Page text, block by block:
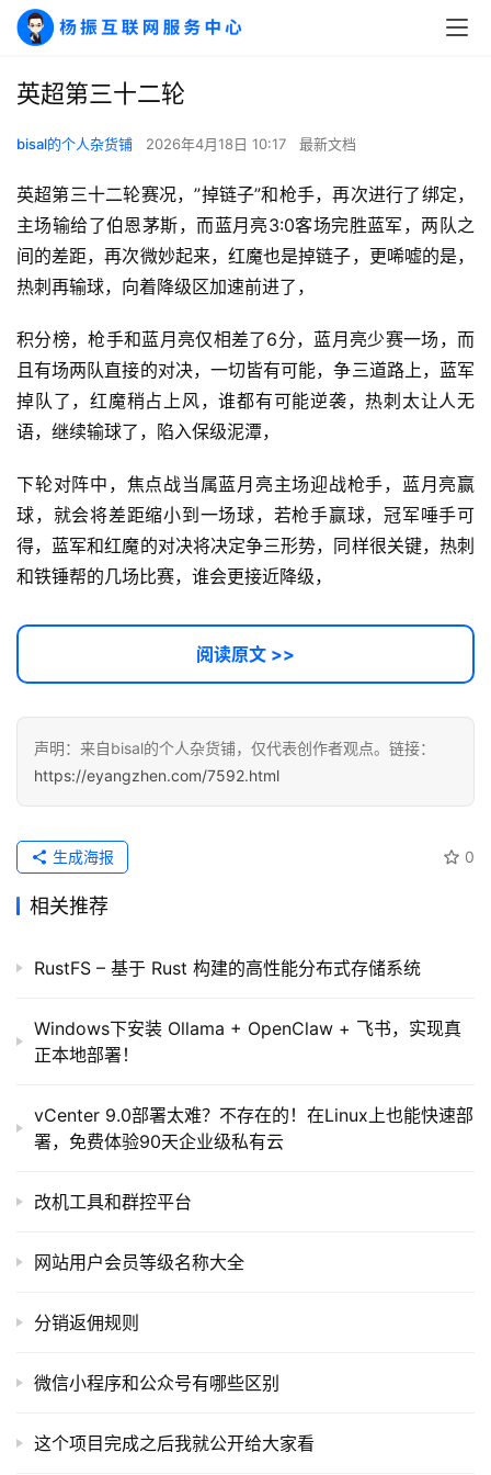
A
I
实
干
群
运
营
记
录
程
软
件
用
服
项
提
示
源
代
用
接
登录
英超第三十二轮
bisal的个人杂货铺 2026年4月18日 10:17 最新文档
英超第三十二轮赛况，”掉链子”和枪手，再次进行了绑定，
主场输给了伯恩茅斯，而蓝月亮3:0客场完胜蓝军，两队之
间的差距，再次微妙起来，红魔也是掉链子，更唏嘘的是，
热刺再输球，向着降级区加速前进了，
积分榜，枪手和蓝月亮仅相差了6分，蓝月亮少赛一场，而
且有场两队直接的对决，一切皆有可能，争三道路上，蓝军
掉队了，红魔稍占上风，谁都有可能逆袭，热刺太让人无
语，继续输球了，陷入保级泥潭，
下轮对阵中，焦点战当属蓝月亮主场迎战枪手，蓝月亮赢
球，就会将差距缩小到一场球，若枪手赢球，冠军唾手可
得，蓝军和红魔的对决将决定争三形势，同样很关键，热刺
和铁锤帮的几场比赛，谁会更接近降级，
阅读原文 >>
声明：来自bisal的个人杂货铺，仅代表创作者观点。链接：
https://eyangzhen.com/7592.html
0
生成海报
相关推荐
RustFS – 基于 Rust 构建的高性能分布式存储系统
Windows下安装 Ollama + OpenClaw + 飞书，实现真
正本地部署！
vCenter 9.0部署太难？不存在的！在Linux上也能快速部
署，免费体验90天企业级私有云
改机工具和群控平台
网站用户会员等级名称大全
分销返佣规则
微信小程序和公众号有哪些区别
这个项目完成之后我就公开给大家看